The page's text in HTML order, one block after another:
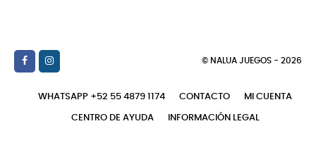
© NALUA JUEGOS - 2026
WHATSAPP +52 55 4879 1174 CONTACTO MI CUENTA
CENTRO DE AYUDA INFORMACIÓN LEGAL